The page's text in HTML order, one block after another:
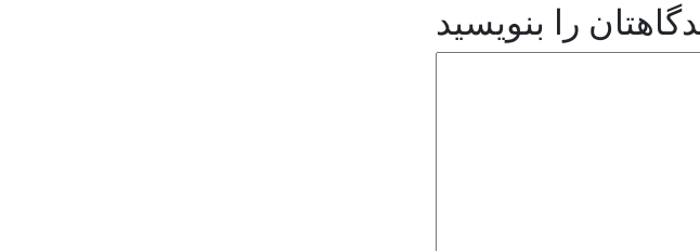
را بنویسید